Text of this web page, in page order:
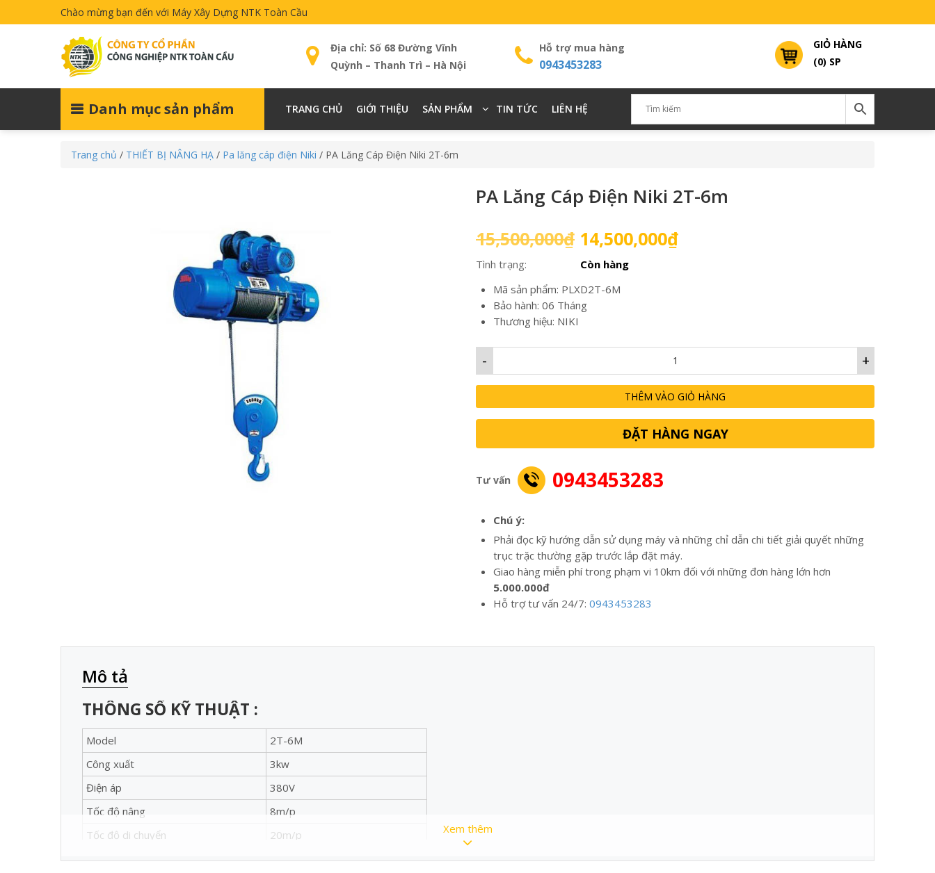
Chào mừng bạn đến với Máy Xây Dựng NTK Toàn Cầu
Địa chỉ: Số 68 Đường Vĩnh
Quỳnh – Thanh Trì – Hà Nội
Hỗ trợ mua hàng
0943453283
GIỎ HÀNG
(0) SP
Danh mục sản phẩm TRANG CHỦ GIỚI THIỆU SẢN PHẨM TIN TỨC LIÊN HỆ
Trang chủ / THIẾT BỊ NÂNG HẠ / Pa lăng cáp điện Niki / PA Lăng Cáp Điện Niki 2T-6m
PA Lăng Cáp Điện Niki 2T-6m
15,500,000₫ Giá
gốc
là:
15,500,000₫.
14,500,000₫Giá
Tình trạng:
Còn hàng
Mã sản phẩm: PLXD2T-6M
Bảo hành: 06 Tháng
Thương hiệu: NIKI
+
-
THÊM VÀO GIỎ HÀNG
ĐẶT HÀNG NGAY
Tư vấn 0943453283
Chú ý:
Phải đọc kỹ hướng dẫn sử dụng máy và những chỉ dẫn chi tiết giải quyết những
trục trặc thường gặp trước lắp đặt máy.
Giao hàng miễn phí trong phạm vi 10km đối với những đơn hàng lớn hơn
5.000.000đ
Hỗ trợ tư vấn 24/7: 0943453283
Mô tả
THÔNG SỐ KỸ THUẬT :
Model
2T-6M
Công xuất
3kw
Điện áp
380V
Tốc độ nâng
8m/p
Tốc độ di chuyển
20m/p
Xuất sứ
Trung Quốc
Xem thêm